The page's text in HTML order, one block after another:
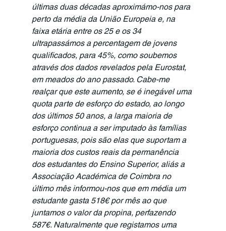
últimas duas décadas aproximámo-nos para
perto da média da União Europeia e, na
faixa etária entre os 25 e os 34
ultrapassámos a percentagem de jovens
qualificados, para 45%, como soubemos
através dos dados revelados pela Eurostat,
em meados do ano passado. Cabe-me
realçar que este aumento, se é inegável uma
quota parte de esforço do estado, ao longo
dos últimos 50 anos, a larga maioria de
esforço continua a ser imputado às famílias
portuguesas, pois são elas que suportam a
maioria dos custos reais da permanência
dos estudantes do Ensino Superior, aliás a
Associação Académica de Coimbra no
último mês informou-nos que em média um
estudante gasta 518€ por mês ao que
juntamos o valor da propina, perfazendo
587€. Naturalmente que registamos uma